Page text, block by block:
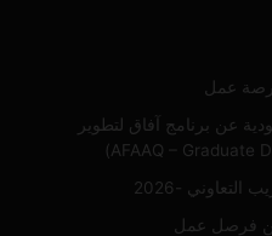
عمل
عن برنامج آفاق لتطوير
-2026
فرصل عمل